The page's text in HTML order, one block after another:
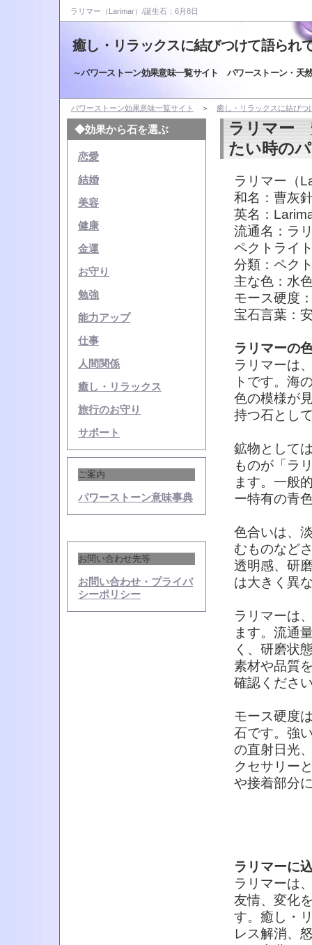
ラリマー（Larimar）/誕生石：6月8日
癒し・リラックスに結びつけて語られ
～パワーストーン効果意味一覧サイト パワーストーン・天
パワーストーン効果意味一覧サイト ＞ 癒し・リラックスに結びつ
◆効果から石を選ぶ
恋愛
結婚
美容
健康
金運
お守り
勉強
能力アップ
仕事
人間関係
癒し・リラックス
旅行のお守り
サポート
ご案内
パワーストーン意味事典
お問い合わせ先等
お問い合わせ・プライバ
シーポリシー
ラリマー
たい時の
ラリマー（
和名：曹灰
英名：
流通名：ラ
ペクトライ
分類：ペク
主な色：水
モース硬度
宝石言葉：
ラリマーの
ラリマーは
トです。海
色の模様が
持つ石とし
鉱物として
ものが「ラ
ます。一般
ー特有の青
色合いは、
むものなど
透明感、研
は大きく異
ラリマーは
ます。流通
く、研磨状
素材や品質
確認くださ
モース硬度
石です。強
の直射日光
クセサリー
や接着部分
ラリマーに
ラリマーは
友情、変化
す。癒し・
レス解消、